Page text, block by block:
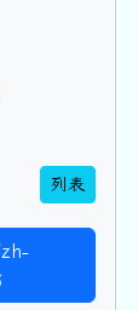
列表